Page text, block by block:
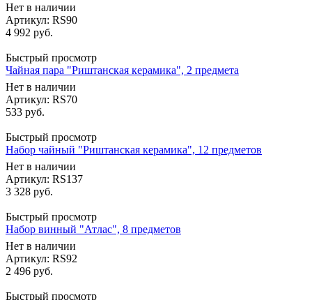
Нет в наличии
Артикул: RS90
4 992 руб.
Быстрый просмотр
Чайная пара "Риштанская керамика", 2 предмета
Нет в наличии
Артикул: RS70
533 руб.
Быстрый просмотр
Набор чайный "Риштанская керамика", 12 предметов
Нет в наличии
Артикул: RS137
3 328 руб.
Быстрый просмотр
Набор винный "Атлас", 8 предметов
Нет в наличии
Артикул: RS92
2 496 руб.
Быстрый просмотр